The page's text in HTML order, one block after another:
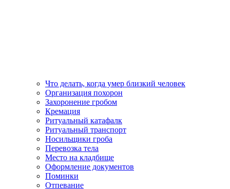
Что делать, когда умер близкий человек
Организация похорон
Захоронение гробом
Кремация
Ритуальный катафалк
Ритуальный транспорт
Носильщики гроба
Перевозка тела
Место на кладбище
Оформление документов
Поминки
Отпевание